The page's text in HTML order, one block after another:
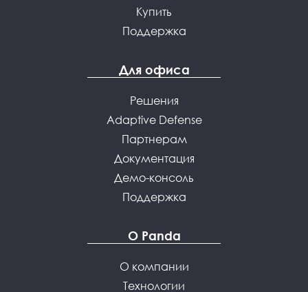
Купить
Поддержка
Для офиса
Решения
Adaptive Defense
Партнерам
Документация
Демо-консоль
Поддержка
О Panda
О компании
Технологии